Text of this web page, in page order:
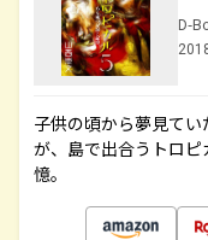
D-
子供の頃から夢見て
が、島で出合うトロ
憶。